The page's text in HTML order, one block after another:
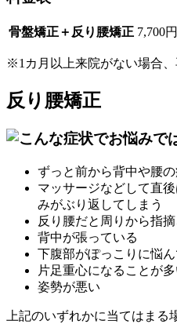
骨盤矯正＋反り腰矯正 7,700円
※1カ月以上来院がない場合、
反り腰矯正
ずっと前から背中や腰
マッサージなどして直
みがぶり返してしまう
反り腰だと周りから指
背中が張っている
下腹部がぽっこりに悩
片足重心になることが
姿勢が悪い
上記のいずれかに当てはま